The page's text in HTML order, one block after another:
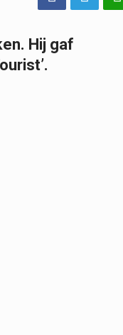
Hij gaf